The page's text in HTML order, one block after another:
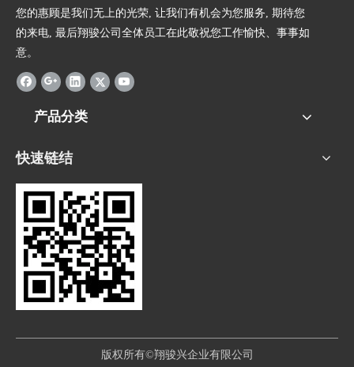
您的惠顾是我们无上的光荣, 让我们有机会为您服务, 期待您
的来电, 最后翔骏公司全体员工在此敬祝您工作愉快、事事如
意。
产品分类
快速链结
版权所有©翔骏兴企业有限公司